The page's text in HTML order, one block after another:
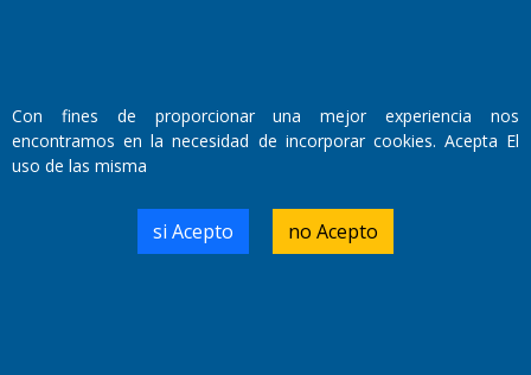
Domicilio Legal: José Ingenieros 855,
Número de Registro DNDA:
RL-2019-55551274-APN-DNDA#MJ
Con fines de proporcionar una mejor experiencia nos
encontramos en la necesidad de incorporar cookies. Acepta El
uso de las misma
si Acepto no Acepto